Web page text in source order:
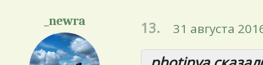
_newra 13. 31 августа